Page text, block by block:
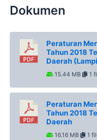
Dokumen
Peraturan
Tahun 2018
Daerah
15.44 MB 1
Peraturan
Tahun 2018
Daerah
16.16 MB 1